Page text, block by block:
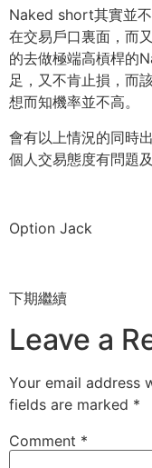
Naked short其實並不
在交易戶口裏面，而
的去做極端高槓桿的
足，又不肯止損， 而
想而知機率並不高。
會有以上情況的同時
個人交易態度有問題
Option Jack
下期繼續
Leave a
Your email address
fields are marked *
Comment *